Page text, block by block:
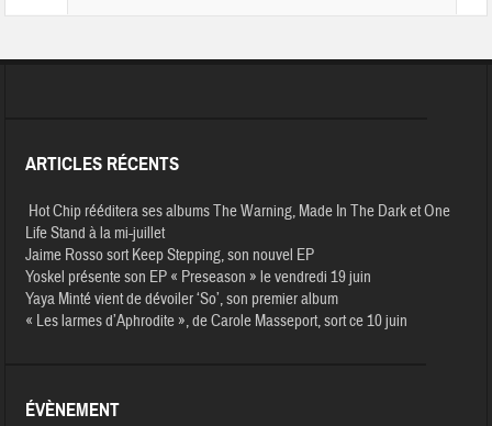
ARTICLES RÉCENTS
Hot Chip rééditera ses albums The Warning, Made In The Dark et One
Life Stand à la mi-juillet
Jaime Rosso sort Keep Stepping, son nouvel EP
Yoskel présente son EP « Preseason » le vendredi 19 juin
Yaya Minté vient de dévoiler ‘So’, son premier album
« Les larmes d’Aphrodite », de Carole Masseport, sort ce 10 juin
ÉVÈNEMENT